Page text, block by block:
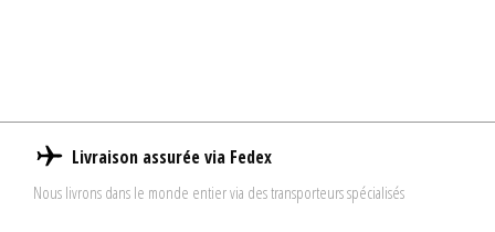
Livraison assurée via Fedex
Nous livrons dans le monde entier via des transporteurs spécialisés